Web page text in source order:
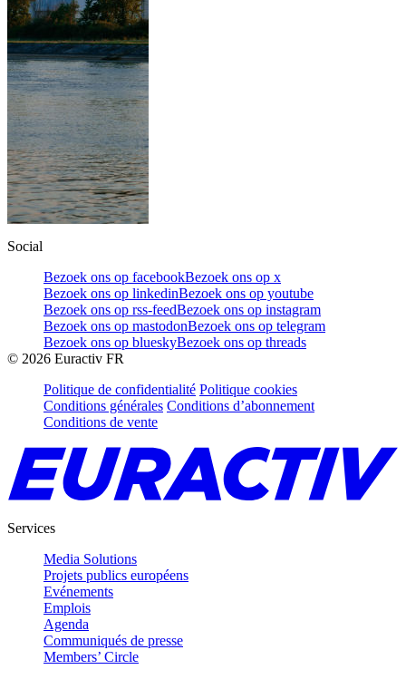
Social
Bezoek ons op facebookBezoek ons op x
Bezoek ons op linkedinBezoek ons op youtube
Bezoek ons op rss-feedBezoek ons op instagram
Bezoek ons op mastodonBezoek ons op telegram
Bezoek ons op blueskyBezoek ons op threads
© 2026 Euractiv FR
Politique de confidentialité Politique cookies
Conditions générales Conditions d’abonnement
Conditions de vente
Services
Media Solutions
Projets publics européens
Evénements
Emplois
Agenda
Communiqués de presse
Members’ Circle